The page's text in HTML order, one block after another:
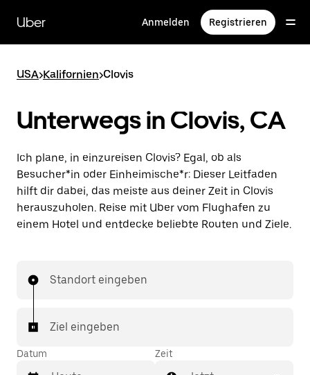
zum
Hauptinhalt
Uber Anmelden Registrieren
USA>Kalifornien>Clovis
Unterwegs in Clovis, CA
Ich plane, in einzureisen Clovis? Egal, ob als
Besucher*in oder Einheimische*r: Dieser Leitfaden
hilft dir dabei, das meiste aus deiner Zeit in Clovis
herauszuholen. Reise mit Uber vom Flughafen zu
einem Hotel und entdecke beliebte Routen und Ziele.
Standort eingeben
Ziel eingeben
Datum Zeit